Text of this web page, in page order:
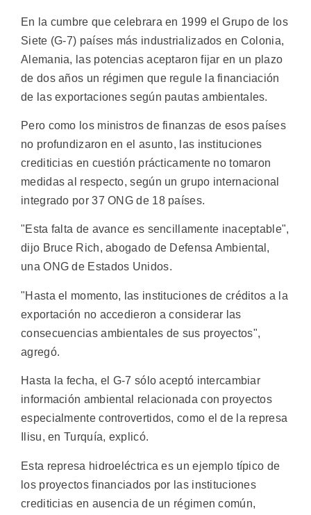
En la cumbre que celebrara en 1999 el Grupo de los
Siete (G-7) países más industrializados en Colonia,
Alemania, las potencias aceptaron fijar en un plazo
de dos años un régimen que regule la financiación
de las exportaciones según pautas ambientales.
Pero como los ministros de finanzas de esos países
no profundizaron en el asunto, las instituciones
crediticias en cuestión prácticamente no tomaron
medidas al respecto, según un grupo internacional
integrado por 37 ONG de 18 países.
"Esta falta de avance es sencillamente inaceptable",
dijo Bruce Rich, abogado de Defensa Ambiental,
una ONG de Estados Unidos.
"Hasta el momento, las instituciones de créditos a la
exportación no accedieron a considerar las
consecuencias ambientales de sus proyectos",
agregó.
Hasta la fecha, el G-7 sólo aceptó intercambiar
información ambiental relacionada con proyectos
especialmente controvertidos, como el de la represa
Ilisu, en Turquía, explicó.
Esta represa hidroeléctrica es un ejemplo típico de
los proyectos financiados por las instituciones
crediticias en ausencia de un régimen común,